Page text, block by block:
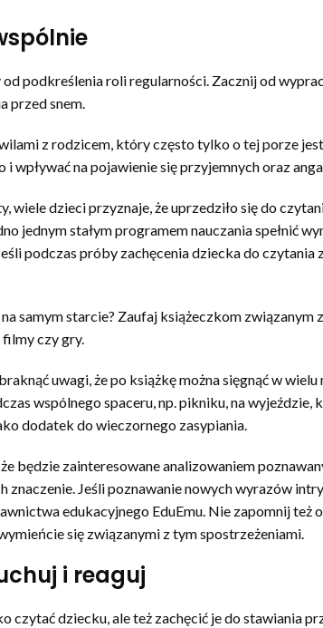
podkreślenia roli regularności. Zacznij od
przed snem.
z rodzicem, który często tylko o tej porze
wpływać na pojawienie się przyjemnych oraz
dzieci przyznaje, że uprzedziło się do
jednym stałym programem nauczania spełnić
podczas próby zachęcenia dziecka do czytania
samym starcie? Zaufaj książeczkom
czy gry.
uwagi, że po książkę można sięgnąć w
wspólnego spaceru, np. pikniku, na
dodatek do wieczornego zasypiania.
będzie zainteresowane analizowaniem
znaczenie. Jeśli poznawanie nowych wyrazów
edukacyjnego EduEmu. Nie zapomnij też
się związanymi z tym spostrzeżeniami.
i reaguj
dziecku, ale też zachęcić je do stawiania